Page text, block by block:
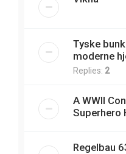
Tyske
moderne
Replies: 2
A WWII
Superhero
Regelbau